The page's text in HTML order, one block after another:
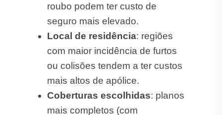
roubo podem ter custo de
seguro mais elevado.
Local de residência: regiões
com maior incidência de furtos
ou colisões tendem a ter custos
mais altos de apólice.
Coberturas escolhidas: planos
mais completos (com